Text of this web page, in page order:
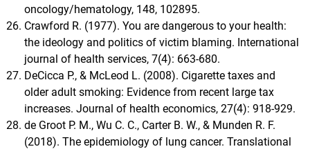
oncology/hematology, 148, 102895.
Crawford R. (1977). You are dangerous to your health:
the ideology and politics of victim blaming. International
journal of health services, 7(4): 663-680.
DeCicca P., & McLeod L. (2008). Cigarette taxes and
older adult smoking: Evidence from recent large tax
increases. Journal of health economics, 27(4): 918-929.
de Groot P. M., Wu C. C., Carter B. W., & Munden R. F.
(2018). The epidemiology of lung cancer. Translational